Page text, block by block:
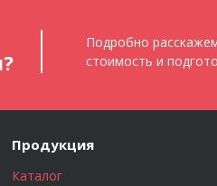
Подробно
стоимость и
Продукция
Каталог